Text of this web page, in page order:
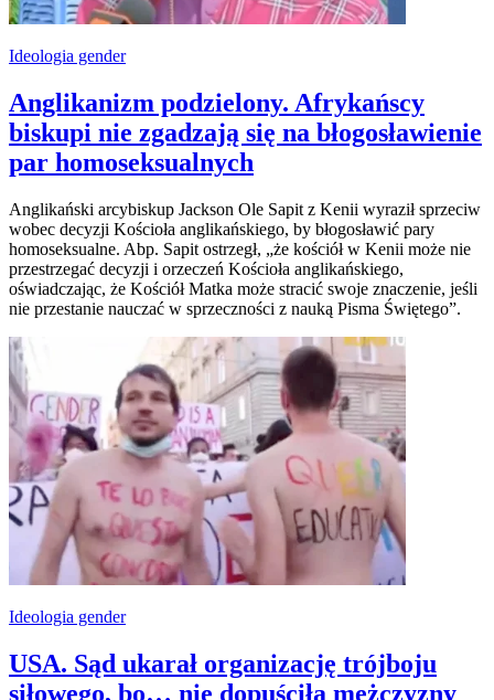
Ideologia gender
Anglikanizm podzielony. Afrykańscy
biskupi nie zgadzają się na błogosławienie
par homoseksualnych
Anglikański arcybiskup Jackson Ole Sapit z Kenii wyraził sprzeciw
wobec decyzji Kościoła anglikańskiego, by błogosławić pary
homoseksualne. Abp. Sapit ostrzegł, „że kościół w Kenii może nie
przestrzegać decyzji i orzeczeń Kościoła anglikańskiego,
oświadczając, że Kościół Matka może stracić swoje znaczenie, jeśli
nie przestanie nauczać w sprzeczności z nauką Pisma Świętego”.
Ideologia gender
USA. Sąd ukarał organizację trójboju
siłowego, bo… nie dopuściła mężczyzny